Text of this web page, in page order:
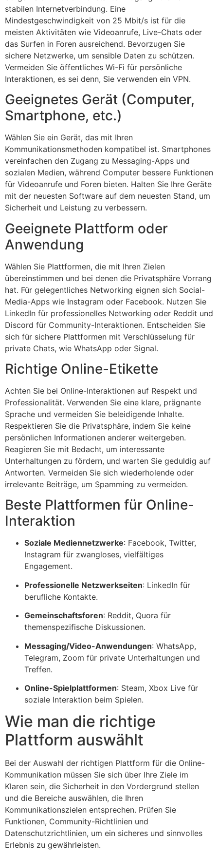
stabilen Internetverbindung. Eine
Mindestgeschwindigkeit von 25 Mbit/s ist für die
meisten Aktivitäten wie Videoanrufe, Live-Chats oder
das Surfen in Foren ausreichend. Bevorzugen Sie
sichere Netzwerke, um sensible Daten zu schützen.
Vermeiden Sie öffentliches Wi-Fi für persönliche
Interaktionen, es sei denn, Sie verwenden ein VPN.
Geeignetes Gerät (Computer,
Smartphone, etc.)
Wählen Sie ein Gerät, das mit Ihren
Kommunikationsmethoden kompatibel ist. Smartphones
vereinfachen den Zugang zu Messaging-Apps und
sozialen Medien, während Computer bessere Funktionen
für Videoanrufe und Foren bieten. Halten Sie Ihre Geräte
mit der neuesten Software auf dem neuesten Stand, um
Sicherheit und Leistung zu verbessern.
Geeignete Plattform oder
Anwendung
Wählen Sie Plattformen, die mit Ihren Zielen
übereinstimmen und bei denen die Privatsphäre Vorrang
hat. Für gelegentliches Networking eignen sich Social-
Media-Apps wie Instagram oder Facebook. Nutzen Sie
LinkedIn für professionelles Networking oder Reddit und
Discord für Community-Interaktionen. Entscheiden Sie
sich für sichere Plattformen mit Verschlüsselung für
private Chats, wie WhatsApp oder Signal.
Richtige Online-Etikette
Achten Sie bei Online-Interaktionen auf Respekt und
Professionalität. Verwenden Sie eine klare, prägnante
Sprache und vermeiden Sie beleidigende Inhalte.
Respektieren Sie die Privatsphäre, indem Sie keine
persönlichen Informationen anderer weitergeben.
Reagieren Sie mit Bedacht, um interessante
Unterhaltungen zu fördern, und warten Sie geduldig auf
Antworten. Vermeiden Sie sich wiederholende oder
irrelevante Beiträge, um Spamming zu vermeiden.
Beste Plattformen für Online-
Interaktion
Soziale Mediennetzwerke: Facebook, Twitter,
Instagram für zwangloses, vielfältiges
Engagement.
Professionelle Netzwerkseiten: LinkedIn für
berufliche Kontakte.
Gemeinschaftsforen: Reddit, Quora für
themenspezifische Diskussionen.
Messaging/Video-Anwendungen: WhatsApp,
Telegram, Zoom für private Unterhaltungen und
Treffen.
Online-Spielplattformen: Steam, Xbox Live für
soziale Interaktion beim Spielen.
Wie man die richtige
Plattform auswählt
Bei der Auswahl der richtigen Plattform für die Online-
Kommunikation müssen Sie sich über Ihre Ziele im
Klaren sein, die Sicherheit in den Vordergrund stellen
und die Bereiche auswählen, die Ihren
Kommunikationszielen entsprechen. Prüfen Sie
Funktionen, Community-Richtlinien und
Datenschutzrichtlinien, um ein sicheres und sinnvolles
Erlebnis zu gewährleisten.